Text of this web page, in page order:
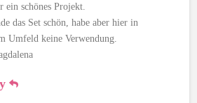
ein schönes Projekt.
das Set schön, habe aber hier in
Umfeld keine Verwendung.